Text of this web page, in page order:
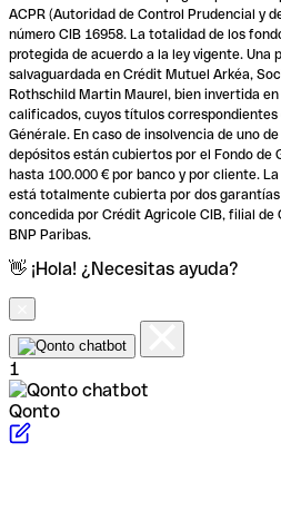
ACPR (Autoridad de Control Prudencial y
número CIB 16958. La totalidad de los
protegida de acuerdo a la ley vigente. Una
salvaguardada en Crédit Mutuel Arkéa,
Rothschild Martin Maurel, bien invertida
calificados, cuyos títulos
Générale. En caso de insolvencia de uno
depósitos están cubiertos por el Fondo de
hasta 100.000 € por banco y por cliente.
está totalmente cubierta por dos
concedida por Crédit Agricole CIB, filial de
BNP Paribas.
👋 ¡Hola! ¿Necesitas ayuda?
1
Qonto